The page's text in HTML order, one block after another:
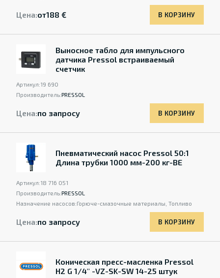
Цена:от188 € В КОРЗИНУ
Выносное табло для импульсного
датчика Pressol встраиваемый
счетчик
Артикул:19 690
Производитель:PRESSOL
Цена:по запросу В КОРЗИНУ
Пневматический насос Pressol 50:1
Длина трубки 1000 мм-200 кг-BE
Артикул:18 716 051
Производитель:PRESSOL
Назначение насосов:Горюче-смазочные материалы, Топливо
Цена:по запросу В КОРЗИНУ
Коническая пресс-масленка Pressol
H2 G 1/4" -VZ-SK-SW 14-25 штук